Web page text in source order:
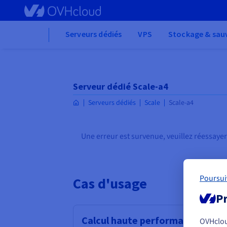
to
Serveurs dédiés VPS Stockage &
Serveur dédié Scale-a4
Serveurs dédiés Scale Scale-a4
Une erreur est survenue, veuillez
Cas d'usage
Calcul haute performance (HPC)